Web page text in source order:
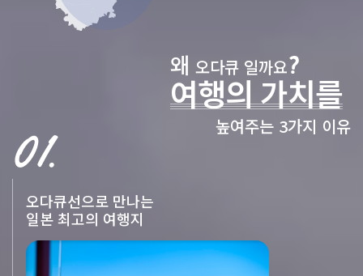
왜 오다큐 일까요
여행의 가치를
높여주는 3가지 이유
오다큐선으로 만나는
일본 최고의 여행지